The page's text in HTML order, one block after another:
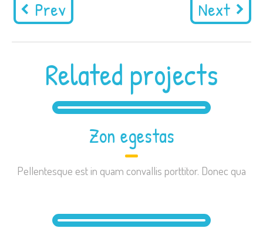
Prev Next
Related projects
Zon egestas
Pellentesque est in quam convallis porttitor. Donec qua